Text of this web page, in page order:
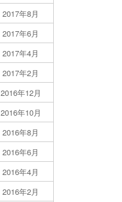
2017年8月
2017年6月
2017年4月
2017年2月
2016年12月
2016年10月
2016年8月
2016年6月
2016年4月
2016年2月